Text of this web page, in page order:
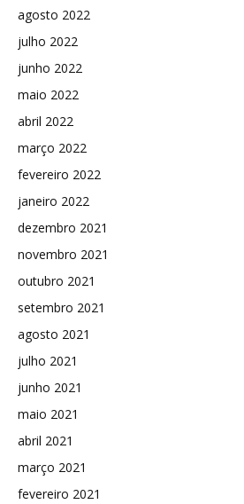
agosto 2022
julho 2022
junho 2022
maio 2022
abril 2022
março 2022
fevereiro 2022
janeiro 2022
dezembro 2021
novembro 2021
outubro 2021
setembro 2021
agosto 2021
julho 2021
junho 2021
maio 2021
abril 2021
março 2021
fevereiro 2021